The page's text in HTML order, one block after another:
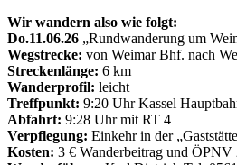
Wir wandern also wie folgt:
Do.11.06.26 „Rundwanderung um
Wegstrecke: von Weimar Bhf. nach
Streckenlänge: 6 km
Wanderprofil: leicht
Treffpunkt: 9:20 Uhr Kassel
Abfahrt: 9:28 Uhr mit RT 4
Verpflegung: Einkehr in der
Kosten: 3 € Wanderbeitrag und